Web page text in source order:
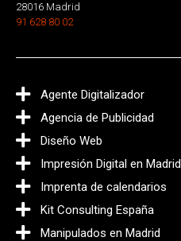
28016 Madrid
91 628 80 02
Agente Digitalizador
Agencia de Publicidad
Diseño Web
Impresión Digital en Madrid
Imprenta de calendarios
Kit Consulting España
Manipulados en Madrid